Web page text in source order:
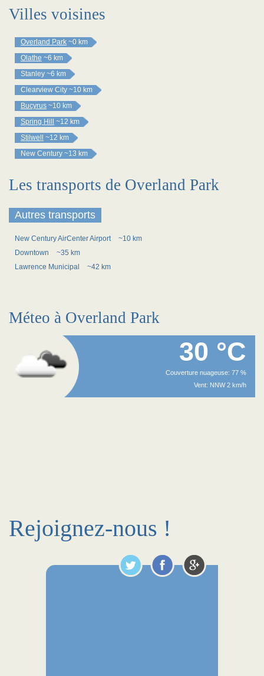
Villes voisines
Overland Park ~0 km
Olathe ~6 km
Stanley ~6 km
Clearview City ~10 km
Bucyrus ~10 km
Spring Hill
~12 km
Stilwell
~12 km
New Century ~13 km
Les transports de Overland Park
Autres transports
New Century AirCenter Airport
~10 km
Downtown
~35 km
Lawrence Municipal
~42 km
Méteo à Overland Park
30 °C
Couverture nuageuse: 77 %
Vent: NNW 2 km/h
Rejoignez-nous !